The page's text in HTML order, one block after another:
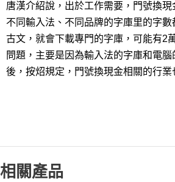
唐漢介紹說，出於工作需要，門號換
不同輸入法、不同品牌的字庫里的字
古文，就會下載專門的字庫，可能有2
問題，主要是因為輸入法的字庫和電
後，按炤規定，門號換現金相關的行
相關產品